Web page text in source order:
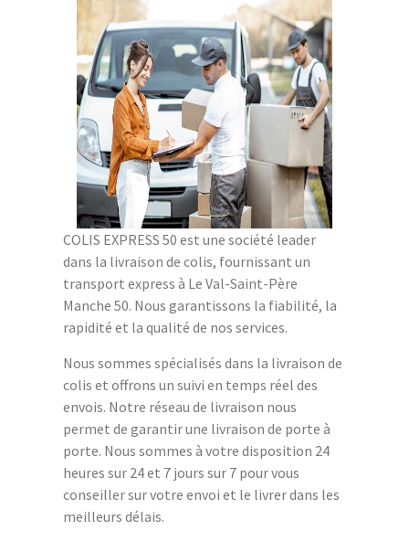
COLIS EXPRESS 50 est une société leader
dans la livraison de colis, fournissant un
transport express à Le Val-Saint-Père
Manche 50. Nous garantissons la fiabilité, la
rapidité et la qualité de nos services.
Nous sommes spécialisés dans la livraison de
colis et offrons un suivi en temps réel des
envois. Notre réseau de livraison nous
permet de garantir une livraison de porte à
porte. Nous sommes à votre disposition 24
heures sur 24 et 7 jours sur 7 pour vous
conseiller sur votre envoi et le livrer dans les
meilleurs délais.